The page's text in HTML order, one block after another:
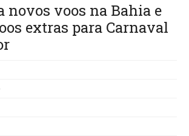
voos na Bahia e
extras para Carnaval